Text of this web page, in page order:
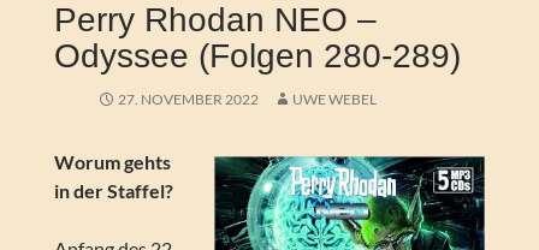
Perry Rhodan NEO –
Odyssee (Folgen 280-289)
27. NOVEMBER 2022 UWE WEBEL
Worum gehts
in der Staffel?